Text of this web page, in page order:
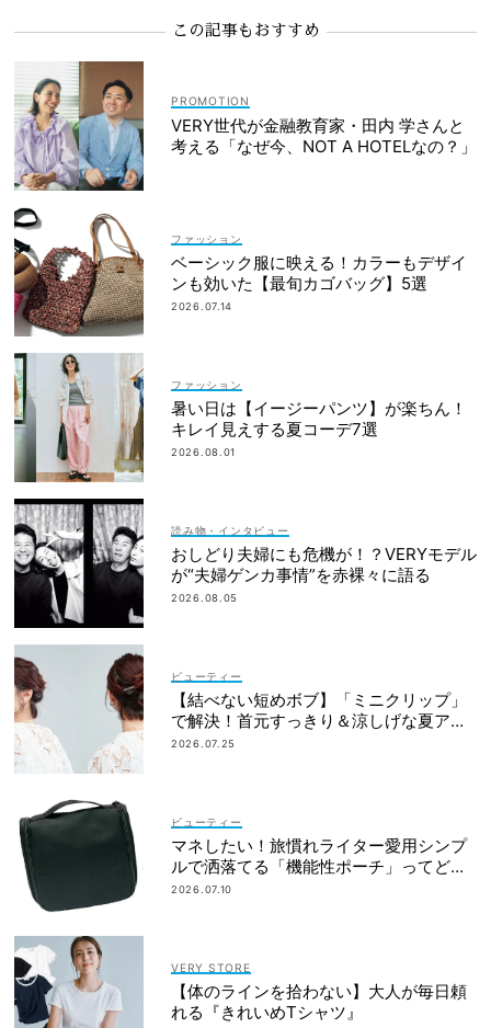
この記事もおすすめ
VERY世代が金融教育家・田内 学さんと
考える「なぜ今、NOT A HOTELなの？」
ファッション
ベーシック服に映える！カラーもデザイ
ンも効いた【最旬カゴバッグ】5選
2026.07.14
ファッション
暑い日は【イージーパンツ】が楽ちん！
キレイ見えする夏コーデ7選
2026.08.01
読み物・インタビュー
おしどり夫婦にも危機が！？VERYモデル
が“夫婦ゲンカ事情”を赤裸々に語る
2026.08.05
ビューティー
【結べない短めボブ】「ミニクリップ」
で解決！首元すっきり＆涼しげな夏アレ
ンジ
2026.07.25
ビューティー
マネしたい！旅慣れライター愛用シンプ
ルで洒落てる「機能性ポーチ」ってどこ
の？
2026.07.10
VERY STORE
【体のラインを拾わない】大人が毎日頼
れる『きれいめTシャツ』